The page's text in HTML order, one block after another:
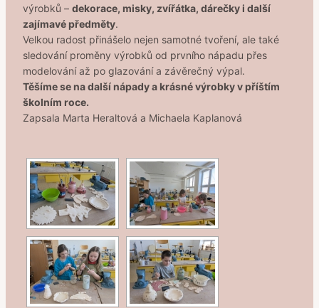
výrobků – dekorace, misky, zvířátka, dárečky i další
zajímavé předměty.
Velkou radost přinášelo nejen samotné tvoření, ale také
sledování proměny výrobků od prvního nápadu přes
modelování až po glazování a závěrečný výpal.
Těšíme se na další nápady a krásné výrobky v příštím
školním roce.
Zapsala Marta Heraltová a Michaela Kaplanová